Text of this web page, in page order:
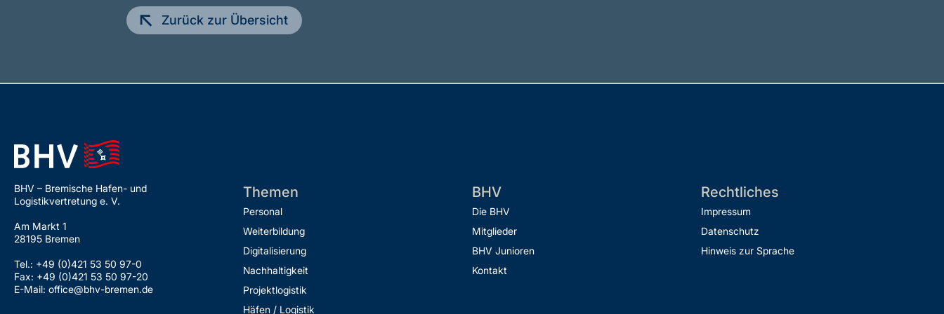
Zurück zur Übersicht
BHV – Bremische Hafen- und
Logistikvertretung e. V.
Am Markt 1
28195 Bremen
Tel.: +49 (0)421 53 50 97-0
Fax: +49 (0)421 53 50 97-20
E-Mail: office@bhv-bremen.de
Themen
Personal
Weiterbildung
Digitalisierung
Nachhaltigkeit
Projektlogistik
Häfen / Logistik
BHV
Die BHV
Mitglieder
BHV Junioren
Kontakt
Rechtliches
Impressum
Datenschutz
Hinweis zur Sprache